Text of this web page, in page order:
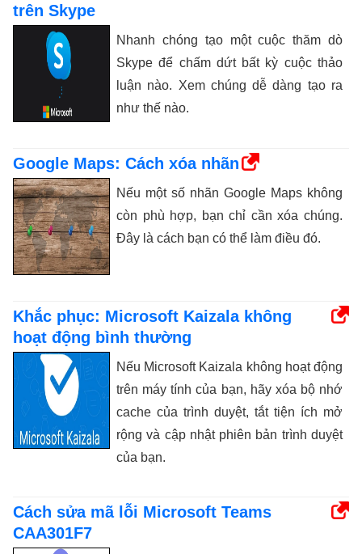
trên Skype
Nhanh chóng tạo một cuộc thăm dò
Skype để chấm dứt bất kỳ cuộc thảo
luận nào. Xem chúng dễ dàng tạo ra
như thế nào.
Google Maps: Cách xóa nhãn
Nếu một số nhãn Google Maps không
còn phù hợp, bạn chỉ cần xóa chúng.
Đây là cách bạn có thể làm điều đó.
Khắc phục: Microsoft Kaizala không
hoạt động bình thường
Nếu Microsoft Kaizala không hoạt động
trên máy tính của bạn, hãy xóa bộ nhớ
cache của trình duyệt, tắt tiện ích mở
rộng và cập nhật phiên bản trình duyệt
của bạn.
Cách sửa mã lỗi Microsoft Teams
CAA301F7